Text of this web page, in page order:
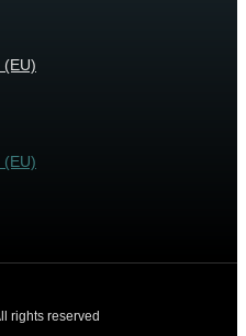
(EU)
(EU)
rights reserved